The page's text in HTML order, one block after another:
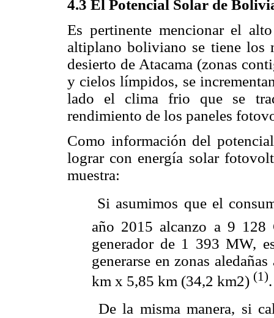
4.3 El Potencial Solar de
Es pertinente mencionar el
altiplano boliviano se tiene los
desierto de Atacama (zonas
y cielos límpidos, se
lado el clima frio que se
rendimiento de los paneles
Como información del
lograr con energía solar
muestra:
 Si asumimos que el
año 2015 alcanzo a 9 128
generador de 1 393 MW,
generarse en zonas
km x 5,85 km (34,2 km2) (1).
 De la misma manera, si